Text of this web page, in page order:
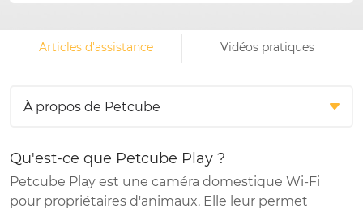
Articles d'assistance Vidéos pratiques
Qu'est-ce que Petcube Play ?
Petcube Play est une caméra domestique Wi-Fi
pour propriétaires d'animaux. Elle leur permet